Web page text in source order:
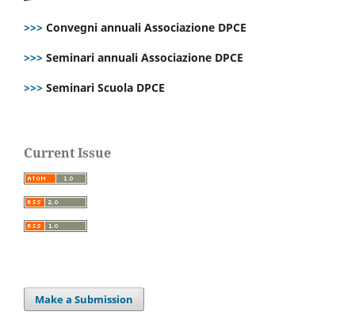
>>> Convegni annuali Associazione DPCE
>>> Seminari annuali Associazione DPCE
>>> Seminari Scuola DPCE
Current Issue
Make a Submission